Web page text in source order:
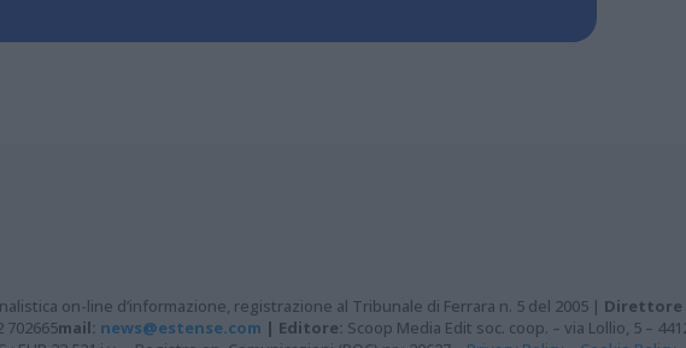
on-line d’informazione, registrazione al Tribunale di Ferrara n. 5 del 2005 | Direttore
702665mail: news@estense.com | Editore: Scoop Media Edit soc. coop. – via Lollio, 5 –